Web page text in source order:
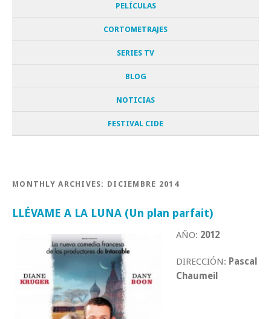
PELÍCULAS
CORTOMETRAJES
SERIES TV
BLOG
NOTICIAS
FESTIVAL CIDE
MONTHLY ARCHIVES: DICIEMBRE 2014
LLÉVAME A LA LUNA (Un plan parfait)
AÑO: 2012
DIRECCIÓN: Pascal
Chaumeil